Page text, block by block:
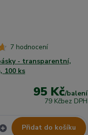
7 hodnocení
- transparentní,
100 ks
95 Kč/balení
79 Kčbez DPH
Přidat do košíku